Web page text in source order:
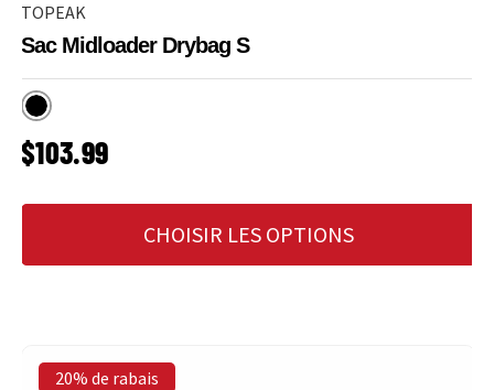
TOPEAK
Sac Midloader Drybag S
Noir
PRIX HABITUEL
$103.99
CHOISIR LES OPTIONS
20% de rabais